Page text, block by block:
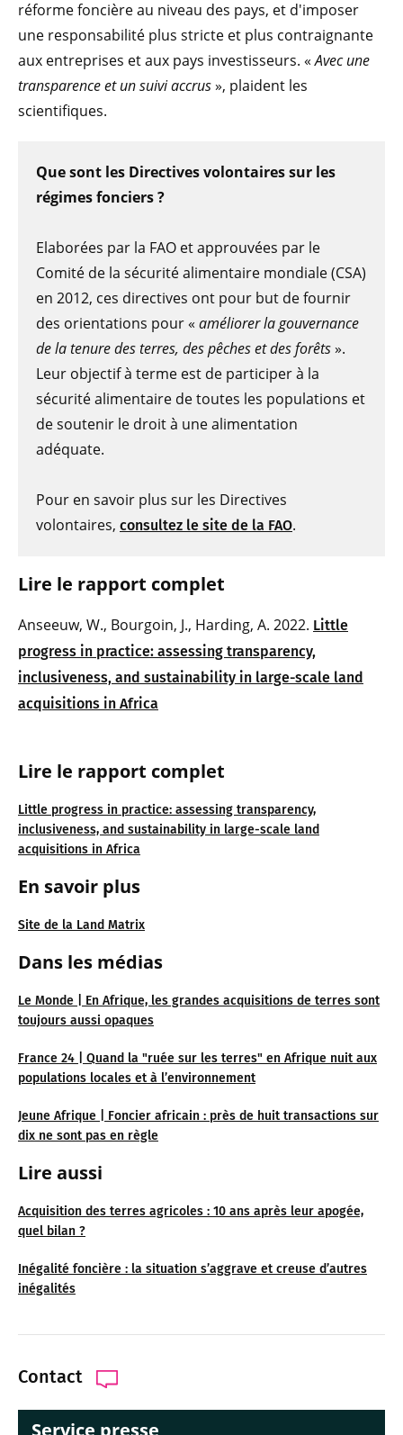
Lire le rapport complet
Little progress in practice: assessing transparency,
inclusiveness, and sustainability in large-scale land
acquisitions in Africa
En savoir plus
Site de la Land Matrix
Dans les médias
Le Monde | En Afrique, les grandes acquisitions de terres sont
toujours aussi opaques
France 24 | Quand la "ruée sur les terres" en Afrique nuit aux
populations locales et à l’environnement
Jeune Afrique | Foncier africain : près de huit transactions sur
dix ne sont pas en règle
Lire aussi
Acquisition des terres agricoles : 10 ans après leur apogée,
quel bilan ?
Inégalité foncière : la situation s’aggrave et creuse d’autres
inégalités
Contact
réforme foncière au niveau des pays, et d'imposer
une responsabilité plus stricte et plus contraignante
aux entreprises et aux pays investisseurs. «Avec une
transparence et un suivi accrus», plaident les
scientifiques.
Que sont les Directives volontaires sur les
régimes fonciers ?
Elaborées par la FAO et approuvées par le
Comité de la sécurité alimentaire mondiale (CSA)
en 2012, ces directives ont pour but de fournir
des orientations pour « améliorer la gouvernance
de la tenure des terres, des pêches et des forêts».
Leur objectif à terme est de participer à la
sécurité alimentaire de toutes les populations et
de soutenir le droit à une alimentation
adéquate.
Pour en savoir plus sur les Directives
volontaires, consultez le site de la FAO.
Lire le rapport complet
Anseeuw, W., Bourgoin, J., Harding, A. 2022. Little
progress in practice: assessing transparency,
inclusiveness, and sustainability in large-scale land
acquisitions in Africa